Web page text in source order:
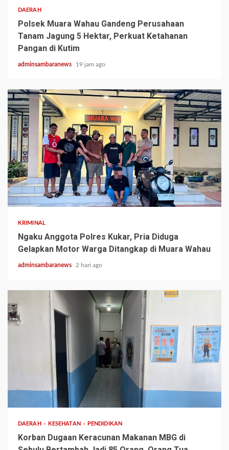
DAERAH
Polsek Muara Wahau Gandeng Perusahaan
Tanam Jagung 5 Hektar, Perkuat Ketahanan
Pangan di Kutim
adminsambaranews 19 jam ago
2 min read
KRIMINAL
Ngaku Anggota Polres Kukar, Pria Diduga
Gelapkan Motor Warga Ditangkap di Muara Wahau
adminsambaranews 2 hari ago
3 min read
DAERAH KESEHATAN PENDIDIKAN
Korban Dugaan Keracunan Makanan MBG di